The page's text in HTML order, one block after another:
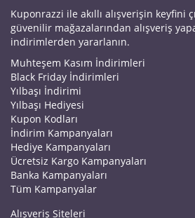
Kuponrazzi ile akıllı alışverişin keyfini
güvenilir mağazalarından alışveriş
indirimlerden yararlanın.
Muhteşem Kasım İndirimleri
Black Friday İndirimleri
Yılbaşı İndirimi
Yılbaşı Hediyesi
Kupon Kodları
İndirim Kampanyaları
Hediye Kampanyaları
Ücretsiz Kargo Kampanyaları
Banka Kampanyaları
Tüm Kampanyalar
Alışveriş Siteleri